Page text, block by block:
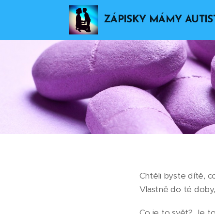
ZÁPISKY MÁMY
Chtěli byste dítě,
Vlastně do té